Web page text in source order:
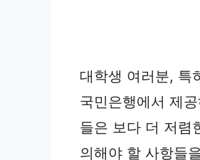
대학생 여러분, 특
국민은행에서 제
들은 보다 더 저렴
의해야 할 사항들